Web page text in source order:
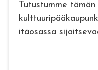
Tutustumme
itäosassa